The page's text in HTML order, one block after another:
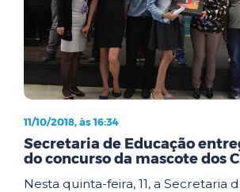
11/10/2018, às 16:34
Secretaria de Educação
do concurso da mascote dos
Nesta quinta-feira, 11, a Secretaria